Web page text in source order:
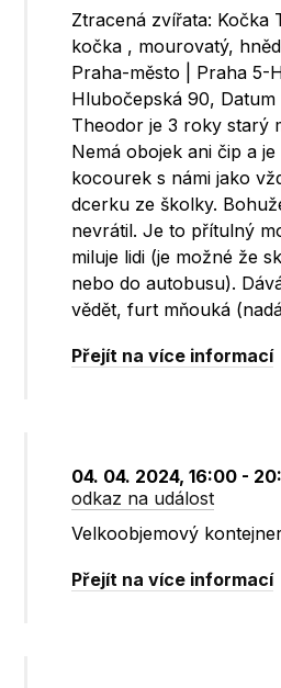
Ztracená zvířata: Kočka
kočka , mourovatý,
Praha-město | Praha 5-
Hlubočepská 90,
Theodor je 3 roky starý
Nemá obojek ani čip a
kocourek s námi jako
dcerku ze školky.
nevrátil. Je to přítulný
miluje lidi (je možné že
nebo do autobusu).
vědět, furt mňouká
Přejít na více informací
04. 04. 2024, 16:00 -
odkaz na událost
Velkoobjemový
Přejít na více informací